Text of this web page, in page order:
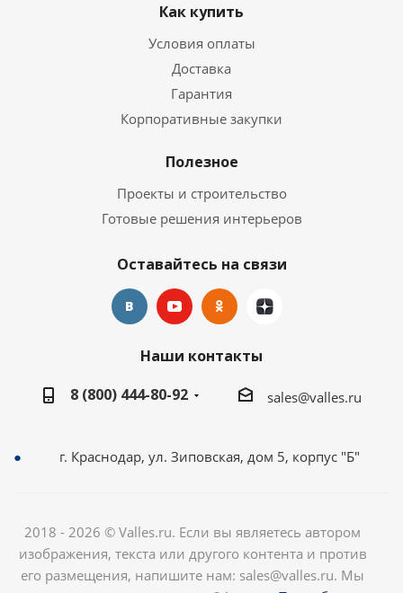
Как купить
Условия оплаты
Доставка
Гарантия
Корпоративные закупки
Полезное
Проекты и строительство
Готовые решения интерьеров
Оставайтесь на связи
Наши контакты
8 (800) 444-80-92
sales@valles.ru
г. Краснодар, ул. Зиповская, дом 5, корпус "Б"
2018 - 2026 © Valles.ru. Если вы являетесь автором
изображения, текста или другого контента и против
его размещения, напишите нам: sales@valles.ru. Мы